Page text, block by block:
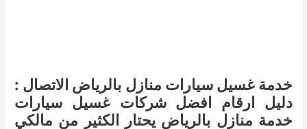
خدمة غسيل سيارات منازل بالرياض الاتصال :
دليل ارقام افضل شركات غسيل سيارات
خدمة منازل بالرياض يحتار الكثير من مالكي